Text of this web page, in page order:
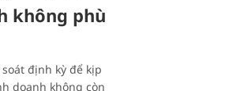
không phù
định kỳ để kịp
doanh không còn